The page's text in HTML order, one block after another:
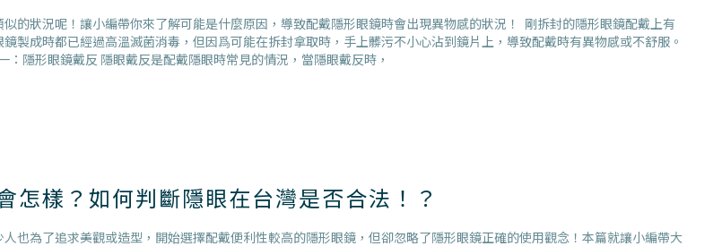
的狀況呢！讓小編帶你來了解可能是什麼原因，導致配戴隱形眼鏡時會出現異物感的狀況！ 剛拆封的隱形眼鏡配戴上有
製成時都已經過高溫滅菌消毒，但因爲可能在拆封拿取時，手上髒污不小心沾到鏡片上，導致配戴時有異物感或不舒服。
隱形眼鏡戴反 隱眼戴反是配戴隱眼時常見的情況，當隱眼戴反時，
怎樣？如何判斷隱眼在台灣是否合法！？
也為了追求美觀或造型，開始選擇配戴便利性較高的隱形眼鏡，但卻忽略了隱形眼鏡正確的使用觀念！本篇就讓小編帶大